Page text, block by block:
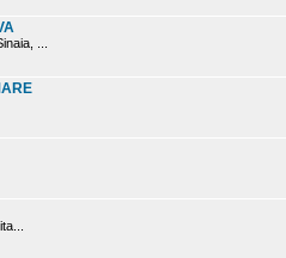
...